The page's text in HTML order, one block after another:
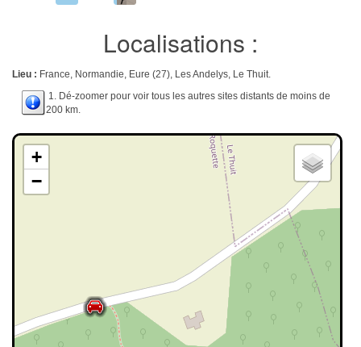
Localisations :
Lieu : France, Normandie, Eure (27), Les Andelys, Le Thuit.
1. Dé-zoomer pour voir tous les autres sites distants de moins de
200 km.
+
−